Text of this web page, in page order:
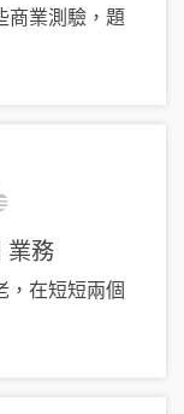
商業測驗，題
業務
，在短短兩個